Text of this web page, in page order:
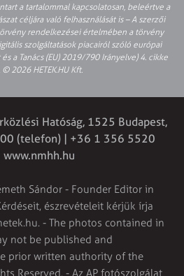
a tartalommal kapcsolatosan, beleértve a
céljára való felhasználását is – A szerzői
rendelkezései értelmében a törvény
szolgáltatások piacairól szóló európai
a Tanács (EU) 2019/790 Irányelve) 4. cikke
© 2026 HETEK.HU Kft.
Hatóság, 1525 Budapest,
(telefon) | +36 1 356 5520
www.nmhh.hu
Sándor - Founder Editor in
észrevételeit kérjük írja
. - The photos contained in
not be published and
prior written authority of the
Reserved. - Az AP fotószolgálat